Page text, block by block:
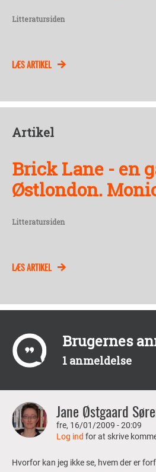
Litteratursiden
LÆS ARTIKEL
Artikel
Brick Lane - en
Østlondon.
Litteratursiden
LÆS ARTIKEL
Brugernes
1 anmeldelse
Jane Østgaard
fre, 16/01/2009 - 20:09
Log ind for at skrive
Hvorfor kan jeg ikke se, hvem der er